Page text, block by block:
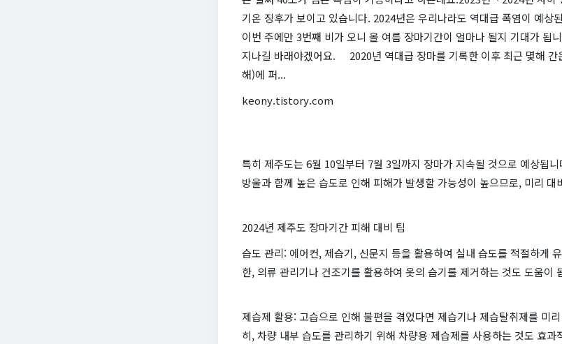
기온 징후가 보이고 있습니다. 2024년은 우리나라도 역대급 폭염이 예상
이번 주에만 3번째 비가 오니 올 여름 장마기간이 얼마나 될지 기대가 됩
지나길 바래야겠어요. 2020년 역대급 장마를 기록한 이후 최근 몇해 간
해)에 퍼...
keony.tistory.com
특히 제주도는 6월 10일부터 7월 3일까지 장마가 지속될 것으로 예상됩
방울과 함께 높은 습도로 인해 피해가 발생할 가능성이 높으므로, 미리 대
2024년 제주도 장마기간 피해 대비 팁
습도 관리: 에어컨, 제습기, 신문지 등을 활용하여 실내 습도를 적절하게
한, 의류 관리기나 건조기를 활용하여 옷의 습기를 제거하는 것도 도움이
제습제 활용: 고습으로 인해 불편을 겪었다면 제습기나 제습탈취제를 미
히, 차량 내부 습도를 관리하기 위해 차량용 제습제를 사용하는 것도 효과